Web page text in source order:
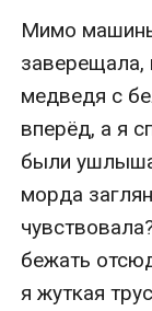
Мимо
заверещала,
медведя с
вперёд, а я
были
морда
бежать
я жуткая